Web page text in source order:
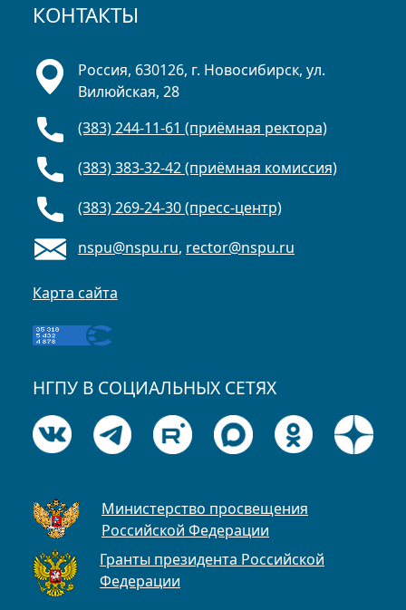
КОНТАКТЫ
Россия, 630126, г. Новосибирск, ул.
Вилюйская, 28
(383) 244-11-61 (приёмная ректора)
(383) 383-32-42 (приёмная комиссия)
(383) 269-24-30 (пресс-центр)
nspu@nspu.ru, rector@nspu.ru
Карта сайта
НГПУ В СОЦИАЛЬНЫХ СЕТЯХ
Министерство просвещения
Российской Федерации
Гранты президента Российской
Федерации